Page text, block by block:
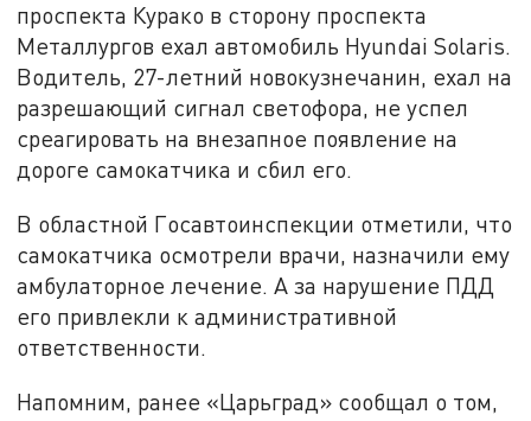
проспекта Курако в сторону проспекта
Металлургов ехал автомобиль Hyundai Solaris.
Водитель, 27-летний новокузнечанин, ехал на
разрешающий сигнал светофора, не успел
среагировать на внезапное появление на
дороге самокатчика и сбил его.
В областной Госавтоинспекции отметили, что
самокатчика осмотрели врачи, назначили ему
амбулаторное лечение. А за нарушение ПДД
его привлекли к административной
ответственности.
Напомним, ранее «Царьград» сообщал о том,